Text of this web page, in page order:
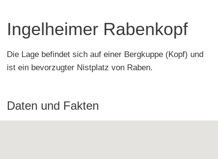
Buchen & Service
Ingelheimer Rabenkopf
Die Lage befindet sich auf einer Bergkuppe (Kopf) und
ist ein bevorzugter Nistplatz von Raben.
Daten und Fakten